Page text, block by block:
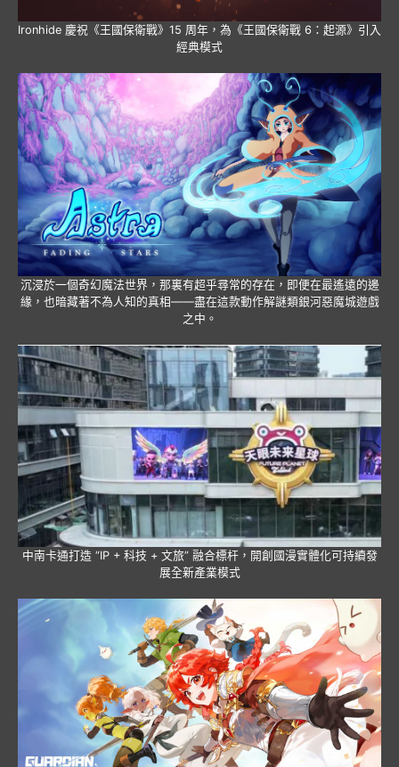
Ironhide 慶祝《王國保衛戰》15 周年，為《王國保衛戰 6：起源》引入
經典模式
沉浸於一個奇幻魔法世界，那裏有超乎尋常的存在，即便在最遙遠的邊
緣，也暗藏著不為人知的真相——盡在這款動作解謎類銀河惡魔城遊戲
之中。
中南卡通打造 “IP + 科技 + 文旅” 融合標杆，開創國漫實體化可持續發
展全新產業模式